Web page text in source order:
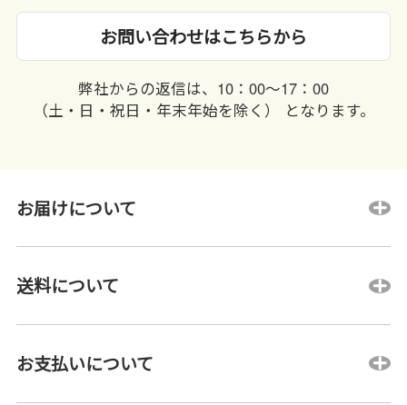
お問い合わせはこちらから
弊社からの返信は、10：00〜17：00
（土・日・祝日・年末年始を除く） となります。
お届けについて
送料について
お支払いについて